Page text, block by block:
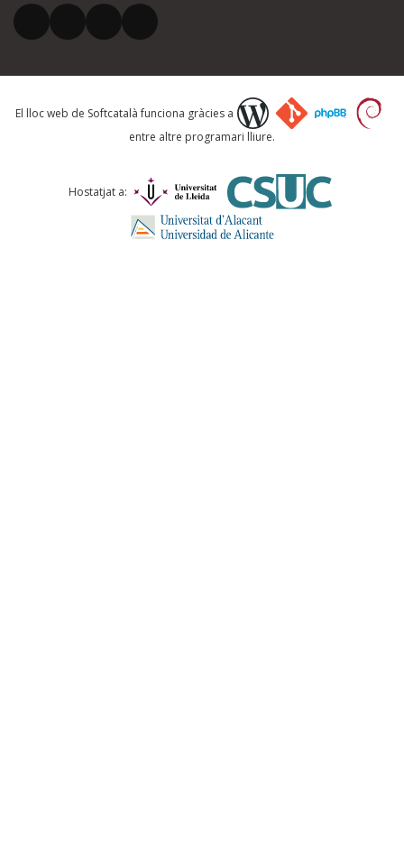
El vostre correu electrònic *
Què proposeu?
Comentari *
El lloc web de Softcatalà funciona gràcies a
entre altre programari lliure.
Hostatjat a: